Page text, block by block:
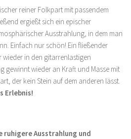
reiner Folkpart mit passendem
ergießt sich ein epischer
Ausstrahlung, in dem man
Einfach nur schön! Ein fließender
in den gitarrenlastigen
gewinnt wieder an Kraft und Masse mit
der kein Stein auf dem anderen lässt.
Erlebnis!
ruhigere Ausstrahlung und